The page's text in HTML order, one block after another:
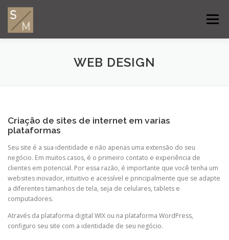
para
conteúdo
Menu
TRABALHOS GALERIA
WEB DESIGN
Criação de sites de internet em varias
plataformas
Seu site é a sua identidade e não apenas uma extensão do seu
negócio. Em muitos casos, é o primeiro contato e experiência de
clientes em potencial. Por essa razão, é importante que você tenha um
websites inovador, intuitivo e acessível e principalmente que se adapte
a diferentes tamanhos de tela, seja de celulares, tablets e
computadores.
​Através da plataforma digital WIX ou na plataforma WordPress,
configuro seu site com a identidade de seu negócio.